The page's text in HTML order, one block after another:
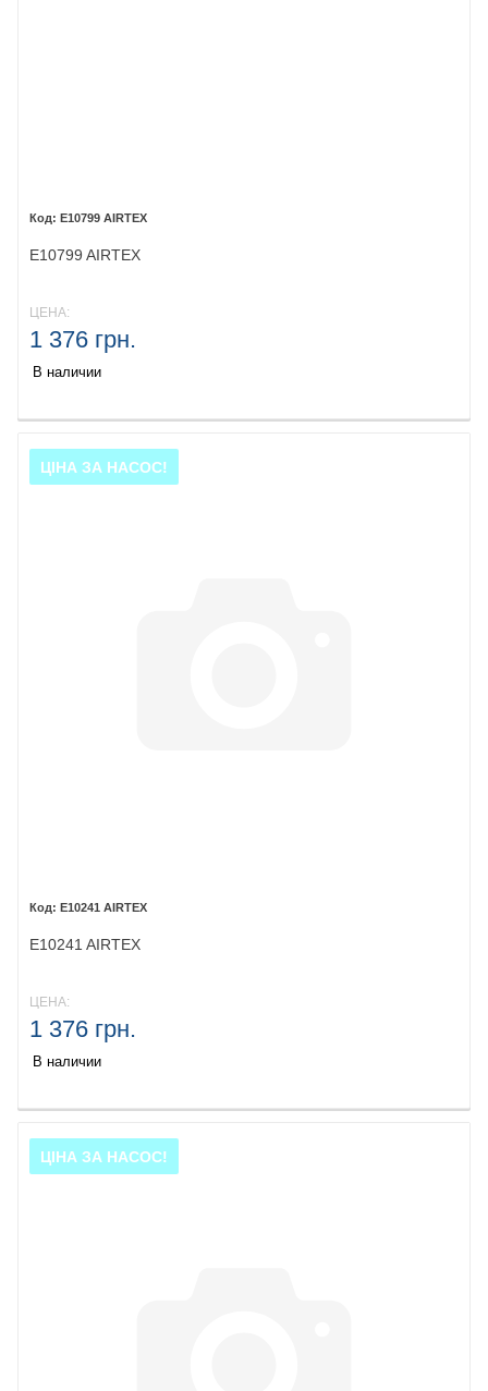
E10799 AIRTEX
E10799 AIRTEX
ЦЕНА:
1 376 грн.
В наличии
ЦІНА ЗА НАСОС!
E10241 AIRTEX
E10241 AIRTEX
ЦЕНА:
1 376 грн.
В наличии
ЦІНА ЗА НАСОС!